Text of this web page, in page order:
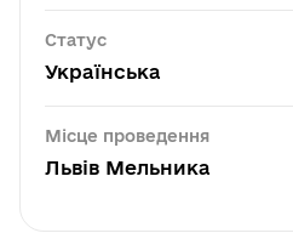
Статус
Українська
Місце проведення
Львів Мельника